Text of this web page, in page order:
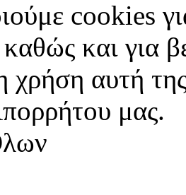
cookies
και για
αυτή
μας.